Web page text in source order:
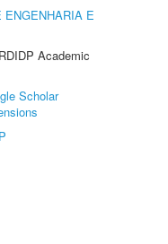
ENGENHARIA E
Academic
Scholar